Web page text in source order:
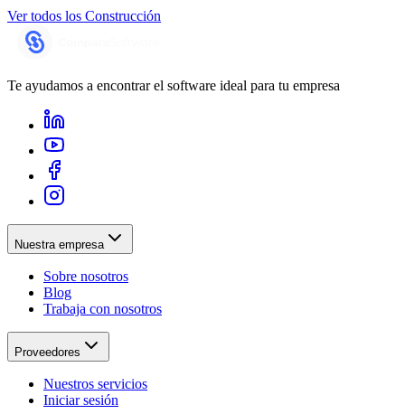
Ver todos los Construcción
Te ayudamos a encontrar el software ideal para tu empresa
Nuestra empresa
Sobre nosotros
Blog
Trabaja con nosotros
Proveedores
Nuestros servicios
Iniciar sesión